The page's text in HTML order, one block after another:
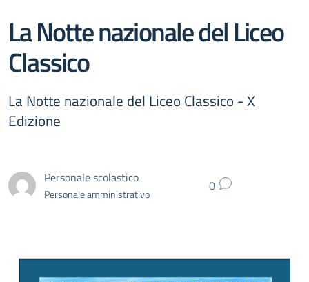
La Notte nazionale del Liceo
Classico
La Notte nazionale del Liceo Classico - X
Edizione
Personale scolastico
Personale amministrativo 0